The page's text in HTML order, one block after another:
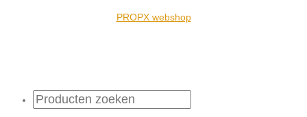
PROPX webshop